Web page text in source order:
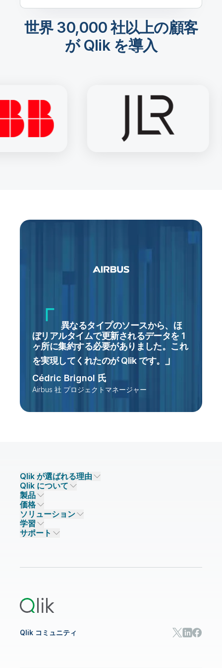
世界 30,000 社以上の顧客
が Qlik を導入
異なるタイプのソースから、ほ
ぼリアルタイムで更新されるデータを 1
ヶ所に集約する必要がありました。これ
を実現してくれたのが Qlik です。
Cédric Brignol 氏
Airbus 社 プロジェクトマネージャー
Qlik が選ばれる理由
Qlik が選ばれる理由
信頼とセキュリティ
信頼とプライバシー
信頼と AI
主なテクノロジーパートナー
データソースとターゲット
Qlik について
企業情報
採用情報
ニュースルーム
事業所 / 連絡先
製品
データ統合とデータ品質
Qlik Talend
Qlik Talend Cloud
Talend Data Fabric
価格
データ統合
データ分析
AI / 機械学習
ソリューション
ソリューションパートナー
パートナー検索
学習
イベント
サポート
Qlik コミュニティ